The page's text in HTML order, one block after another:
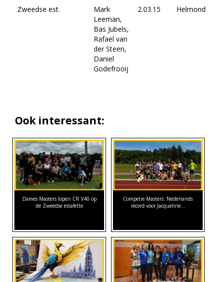
Zweedse est.
Mark
Leeman,
Bas Jubels,
Rafael van
der Steen,
Daniel
Godefrooij
2.03.15 Helmond
Ook interessant:
Dames Masters lopen CR V40 op
de Zweedse estafette
Competie Masters: Nederlands
record voor Jacqueline…